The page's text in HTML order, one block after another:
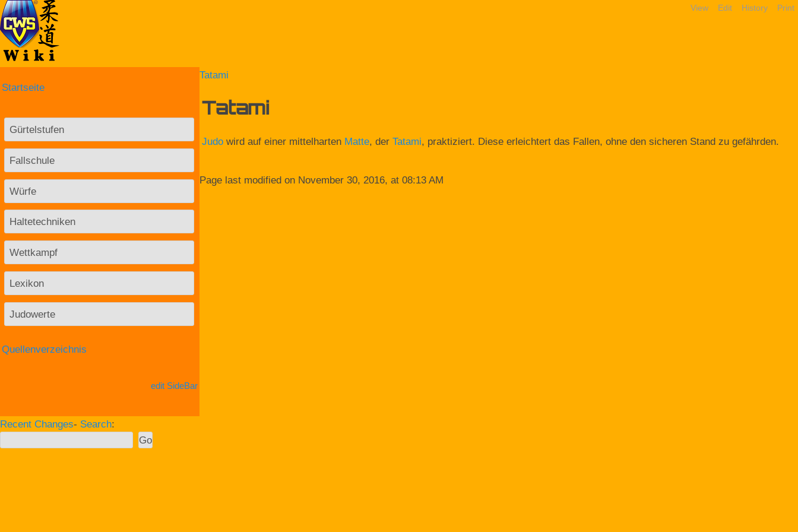
View Edit History Print
Tatami
Tatami
Judo wird auf einer mittelharten Matte, der Tatami, praktiziert. Diese erleichtert das Fallen, ohne den sicheren Stand zu gefährden.
Startseite
Gürtelstufen
Fallschule
Würfe
Haltetechniken
Wettkampf
Lexikon
Judowerte
Quellenverzeichnis
edit SideBar
Recent Changes- Search:
Page last modified on November 30, 2016, at 08:13 AM